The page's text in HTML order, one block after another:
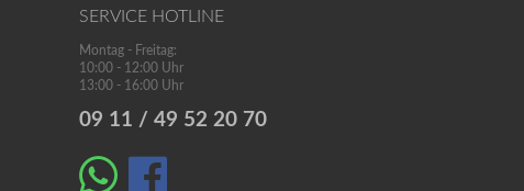
SERVICE HOTLINE
Montag - Freitag:
10:00 - 12:00 Uhr
13:00 - 16:00 Uhr
09 11 / 49 52 20 70